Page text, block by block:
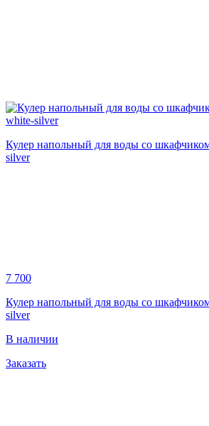
Кулер напольный для воды со
silver
7 700
Кулер напольный для воды со
silver
В наличии
Заказать